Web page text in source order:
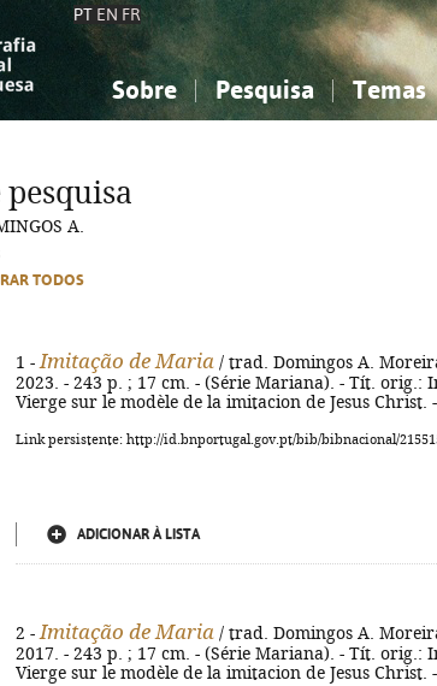
PT EN FR
Sobre Pesquisa Temas
Ciências sociais...
Ciências sociais...
pesquisa
A.
TODOS
1 - Imitação de Maria / trad. Domingos A.
2023. - 243 p. ; 17 cm. - (Série Mariana). - Tít. orig.:
Vierge sur le modèle de la imitacion de Jesus Christ.
Link persistente: http://id.bnportugal.gov.pt/bib/bibnacional/
ADICIONAR À LISTA
2 - Imitação de Maria / trad. Domingos A.
2017. - 243 p. ; 17 cm. - (Série Mariana). - Tít. orig.:
Vierge sur le modèle de la imitacion de Jesus Christ.